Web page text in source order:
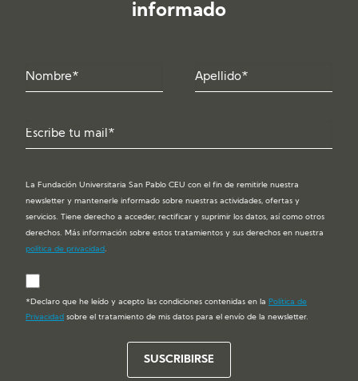
informado
La Fundación Universitaria San Pablo CEU con el fin de remitirle nuestra
newsletter y mantenerle informado sobre nuestras actividades, ofertas y
servicios. Tiene derecho a acceder, rectificar y suprimir los datos, así como otros
derechos. Más información sobre estos tratamientos y sus derechos en nuestra
política de privacidad.
*Declaro que he leído y acepto las condiciones contenidas en la Política de
Privacidad sobre el tratamiento de mis datos para el envío de la newsletter.